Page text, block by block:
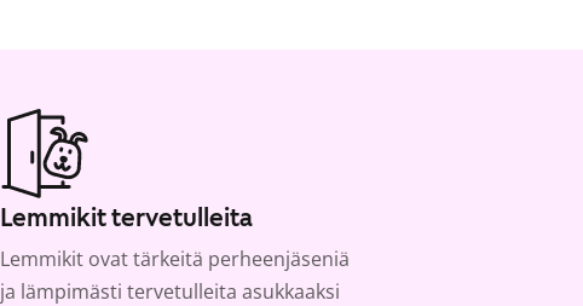
Lemmikit tervetulleita
Lemmikit ovat tärkeitä perheenjäseniä
ja lämpimästi tervetulleita asukkaaksi